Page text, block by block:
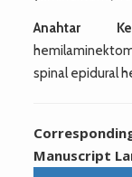
Anahtar
spinal epidural
Manuscript